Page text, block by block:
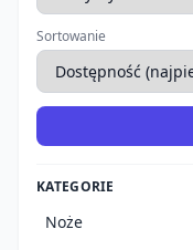
Sortowanie
KATEGORIE
Noże